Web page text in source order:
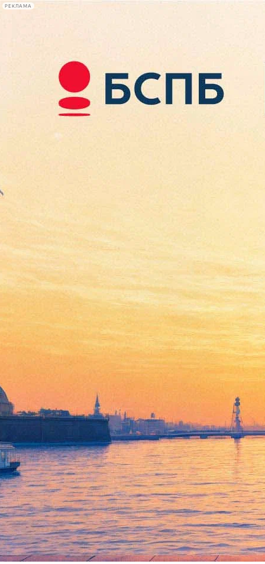
РЕКЛАМА
Сегодня:
2026.08.09
19:32
Афиша Plus
Христос в темнице,
возвращение Фриды, фото из
Чернобыля: Самые
ожидаемые выставки-2019